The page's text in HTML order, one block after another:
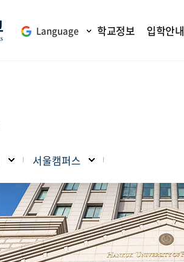
Language 학교정보 입학안내
서울캠퍼스